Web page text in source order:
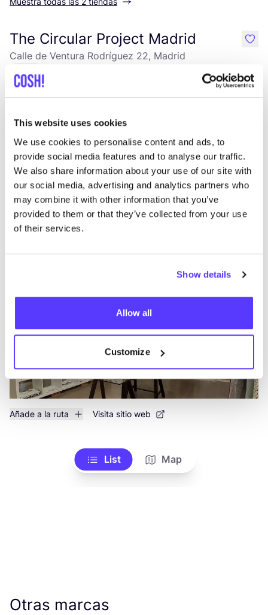
This website uses cookies
We use cookies to personalise content and ads, to
provide social media features and to analyse our traffic.
We also share information about your use of our site with
our social media, advertising and analytics partners who
may combine it with other information that you’ve
provided to them or that they’ve collected from your use
of their services.
Show details
Allow all
Customize
The Circular Project Madrid
Calle de Ventura Rodríguez 22, Madrid
Añade a la ruta Visita sitio web
like
Añade a la ruta Visita sitio web
like
List Map
Otras marcas